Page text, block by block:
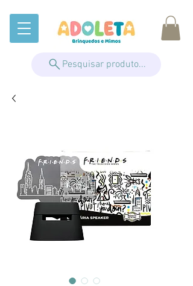
Pesquisar produto...